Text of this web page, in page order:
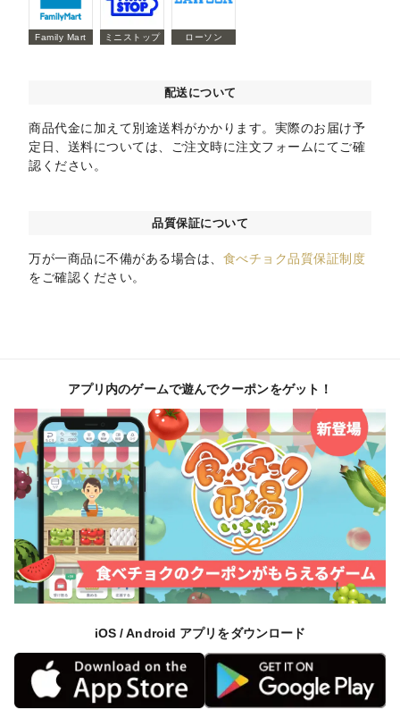
Family Mart ミニストップ ローソン
配送について
商品代金に加えて別途送料がかかります。実際のお届け予
定日、送料については、ご注文時に注文フォームにてご確
認ください。
品質保証について
万が一商品に不備がある場合は、 食べチョク品質保証制度
をご確認ください。
アプリ内のゲームで遊んでクーポンをゲット！
iOS / Android アプリをダウンロード